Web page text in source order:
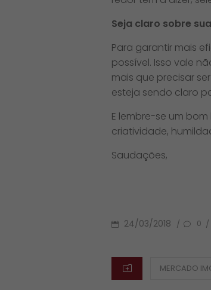
Seja claro sobre
Para garantir mais
possível. Isso vale
mais que precisar
esteja sendo claro
E lembre-se um
criatividade,
Saudações,
POSTED
24/03/2018 / 0 /
CATEGORIES
MERCADO